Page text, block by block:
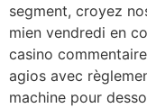
segment, croyez
mien vendredi en
casino
agios avec
machine pour